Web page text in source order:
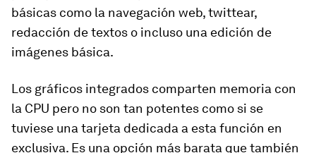
básicas como la navegación web, twittear,
redacción de textos o incluso una edición de
imágenes básica.
Los gráficos integrados comparten memoria con
la CPU pero no son tan potentes como si se
tuviese una tarjeta dedicada a esta función en
exclusiva. Es una opción más barata que también